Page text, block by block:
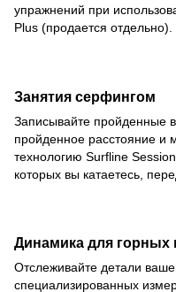
упражнений при
Plus (продается отдельно).
Занятия серфингом
Записывайте пройденные
пройденное расстояние и
технологию Surfline
которых вы катаетесь,
Динамика для горных
Отслеживайте детали
специализированных